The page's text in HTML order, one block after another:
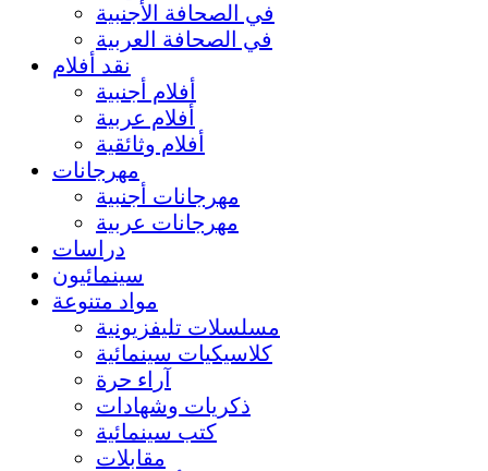
في الصحافة الأجنبية
في الصحافة العربية
نقد أفلام
أفلام أجنبية
أفلام عربية
أفلام وثائقية
مهرجانات
مهرجانات أجنبية
مهرجانات عربية
دراسات
سينمائيون
مواد متنوعة
مسلسلات تليفزيونية
كلاسيكيات سينمائية
آراء حرة
ذكريات وشهادات
كتب سينمائية
مقابلات